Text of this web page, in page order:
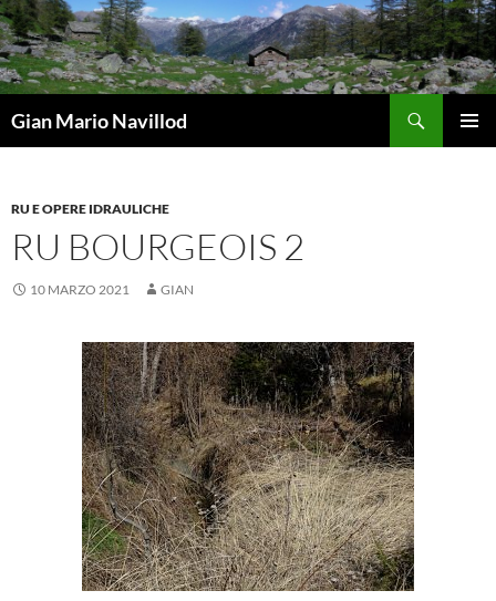
Vai
al
contenuto
Gian Mario Navillod
RU E OPERE IDRAULICHE
RU BOURGEOIS 2
10 MARZO 2021 GIAN